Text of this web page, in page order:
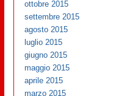
ottobre 2015
settembre 2015
agosto 2015
luglio 2015
giugno 2015
maggio 2015
aprile 2015
marzo 2015